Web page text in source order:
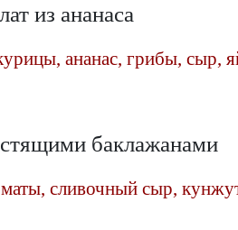
из ананаса
ананас, грибы, сыр,
баклажанами
сливочный сыр,